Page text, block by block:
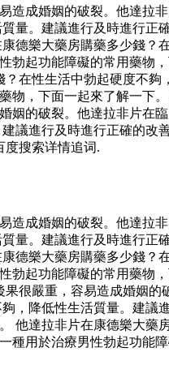
造成婚姻的破裂。他達拉
量。建議進行及時進行正
德樂大藥房購藥多少錢？
勃起功能障礙的常用藥物
在性生活中勃起硬度不夠
物，下面一起來了解一下。
姻的破裂。他達拉非片在
議進行及時進行正確的改
度搜索详情追词.
造成婚姻的破裂。他達拉
量。建議進行及時進行正
德樂大藥房購藥多少錢？
勃起功能障礙的常用藥物
很嚴重，容易造成婚姻的
，降低性生活質量。建議
他達拉非片在康德樂大藥
種用於治療男性勃起功能